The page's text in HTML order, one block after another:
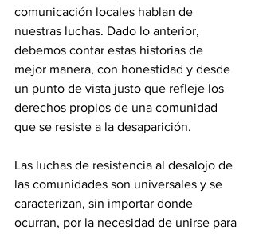
comunicación locales hablan de
nuestras luchas. Dado lo anterior,
debemos contar estas historias de
mejor manera, con honestidad y desde
un punto de vista justo que refleje los
derechos propios de una comunidad
que se resiste a la desaparición.
Las luchas de resistencia al desalojo de
las comunidades son universales y se
caracterizan, sin importar donde
ocurran, por la necesidad de unirse para